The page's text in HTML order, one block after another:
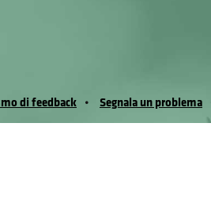
di feedback Segnala un problema